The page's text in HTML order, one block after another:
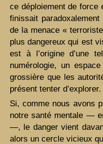
ce déploiement de force
finissait
de la menace «
plus dangereux qui est
est à l’origine d’une
numérologie, un
grossière que les
présent tenter d’explorer.
Si, comme nous avons
notre santé mentale —
—, le danger vient
alors un cercle vicieux